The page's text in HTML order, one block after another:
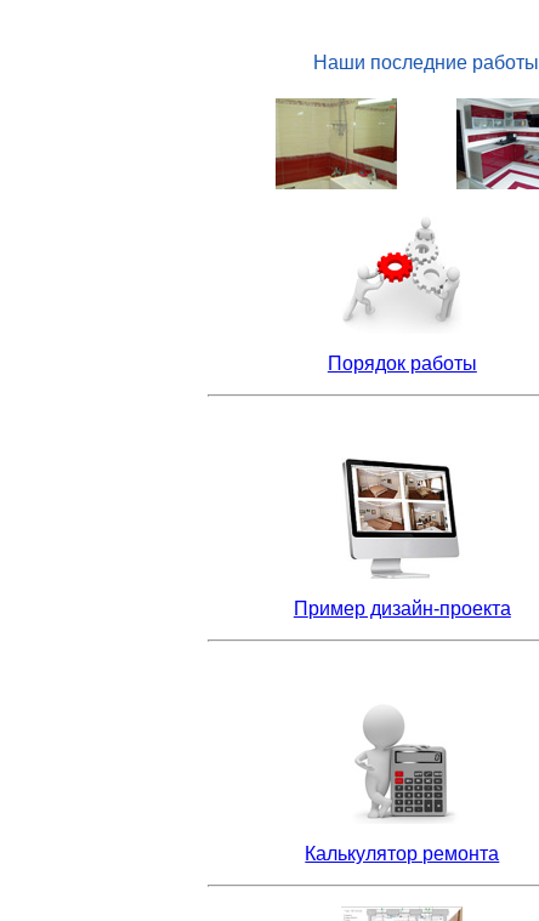
Наши последние работы
Порядок работы
П ример дизайн-проекта
Калькулятор ремонта